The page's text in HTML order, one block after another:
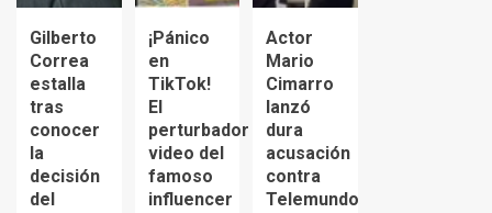
Gilberto
Correa
estalla
tras
conocer
la
decisión
del
¡Pánico
en
TikTok!
El
perturbador
video del
famoso
influencer
Actor
Mario
Cimarro
lanzó
dura
acusación
contra
Telemundo